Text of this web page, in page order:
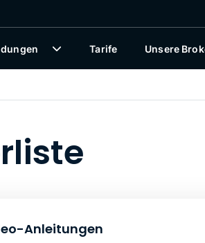
Tarife Unsere
Anleitungen